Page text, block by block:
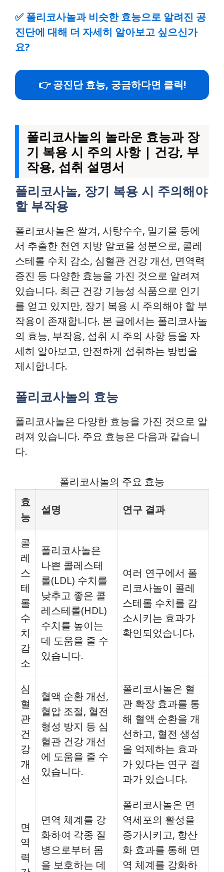
✅ 폴리코사놀과 비슷한 효능으로 알려진 공
진단에 대해 더 자세히 알아보고 싶으신가
요?
👉 공진단 효능, 궁금하다면 클릭!
폴리코사놀의 놀라운 효능과 장
기 복용 시 주의 사항 | 건강, 부
작용, 섭취 설명서
폴리코사놀, 장기 복용 시 주의해야
할 부작용
폴리코사놀은 쌀겨, 사탕수수, 밀기울 등에
서 추출한 천연 지방 알코올 성분으로, 콜레
스테롤 수치 감소, 심혈관 건강 개선, 면역력
증진 등 다양한 효능을 가진 것으로 알려져
있습니다. 최근 건강 기능성 식품으로 인기
를 얻고 있지만, 장기 복용 시 주의해야 할 부
작용이 존재합니다. 본 글에서는 폴리코사놀
의 효능, 부작용, 섭취 시 주의 사항 등을 자
세히 알아보고, 안전하게 섭취하는 방법을
제시합니다.
폴리코사놀의 효능
폴리코사놀은 다양한 효능을 가진 것으로 알
려져 있습니다. 주요 효능은 다음과 같습니
다.
폴리코사놀의 주요 효능
효
능
설명 연구 결과
콜
레
스
테
롤
수
치
감
소
폴리코사놀은
나쁜 콜레스테
롤(LDL) 수치를
낮추고 좋은 콜
레스테롤(HDL)
수치를 높이는
데 도움을 줄 수
있습니다.
여러 연구에서 폴
리코사놀이 콜레
스테롤 수치를 감
소시키는 효과가
확인되었습니다.
심
혈
관
건
강
개
선
혈액 순환 개선,
혈압 조절, 혈전
형성 방지 등 심
혈관 건강 개선
에 도움을 줄 수
있습니다.
폴리코사놀은 혈
관 확장 효과를 통
해 혈액 순환을 개
선하고, 혈전 생성
을 억제하는 효과
가 있다는 연구 결
과가 있습니다.
면
역
력
면역 체계를 강
화하여 각종 질
병으로부터 몸
을 보호하는 데
폴리코사놀은 면
역세포의 활성을
증가시키고, 항산
화 효과를 통해 면
역 체계를 강화하